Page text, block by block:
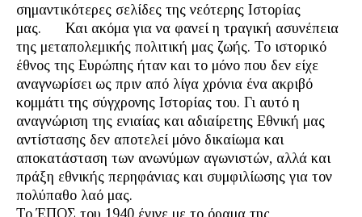
σημαντικότερες σελίδες της νεότερης Ιστορίας
μας. Και ακόμα για να φανεί η τραγική ασυνέπεια
της μεταπολεμικής πολιτική μας ζωής. Το ιστορικό
έθνος της Ευρώπης ήταν και το μόνο που δεν είχε
αναγνωρίσει ως πριν από λίγα χρόνια ένα ακριβό
κομμάτι της σύγχρονης Ιστορίας του. Γι αυτό η
αναγνώριση της ενιαίας και αδιαίρετης Εθνική μας
αντίστασης δεν αποτελεί μόνο δικαίωμα και
αποκατάσταση των ανωνύμων αγωνιστών, αλλά και
πράξη εθνικής περηφάνιας και συμφιλίωσης για τον
πολύπαθο λαό μας.
Το ΈΠΟΣ του 1940 έγινε με το όραμα της